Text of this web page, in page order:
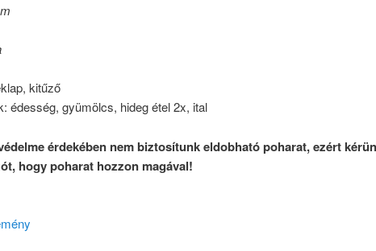
kitűző
édesség, gyümölcs, hideg étel 2x, ital
érdekében nem biztosítunk eldobható poharat, ezért
hogy poharat hozzon magával!